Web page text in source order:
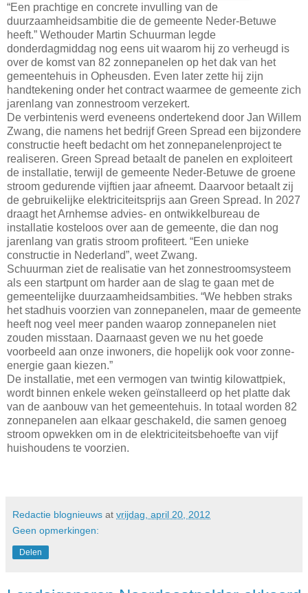
“Een prachtige en concrete invulling van de
duurzaamheidsambitie die de gemeente Neder-Betuwe
heeft.” Wethouder Martin Schuurman legde
donderdagmiddag nog eens uit waarom hij zo verheugd is
over de komst van 82 zonnepanelen op het dak van het
gemeentehuis in Opheusden. Even later zette hij zijn
handtekening onder het contract waarmee de gemeente zich
jarenlang van zonnestroom verzekert.
De verbintenis werd eveneens ondertekend door Jan Willem
Zwang, die namens het bedrijf Green Spread een bijzondere
constructie heeft bedacht om het zonnepanelenproject te
realiseren. Green Spread betaalt de panelen en exploiteert
de installatie, terwijl de gemeente Neder-Betuwe de groene
stroom gedurende vijftien jaar afneemt. Daarvoor betaalt zij
de gebruikelijke elektriciteitsprijs aan Green Spread. In 2027
draagt het Arnhemse advies- en ontwikkelbureau de
installatie kosteloos over aan de gemeente, die dan nog
jarenlang van gratis stroom profiteert. “Een unieke
constructie in Nederland”, weet Zwang.
Schuurman ziet de realisatie van het zonnestroomsysteem
als een startpunt om harder aan de slag te gaan met de
gemeentelijke duurzaamheidsambities. “We hebben straks
het stadhuis voorzien van zonnepanelen, maar de gemeente
heeft nog veel meer panden waarop zonnepanelen niet
zouden misstaan. Daarnaast geven we nu het goede
voorbeeld aan onze inwoners, die hopelijk ook voor zonne-
energie gaan kiezen.”
De installatie, met een vermogen van twintig kilowattpiek,
wordt binnen enkele weken geïnstalleerd op het platte dak
van de aanbouw van het gemeentehuis. In totaal worden 82
zonnepanelen aan elkaar geschakeld, die samen genoeg
stroom opwekken om in de elektriciteitsbehoefte van vijf
huishoudens te voorzien.
Redactie blognieuws at vrijdag, april 20, 2012
Geen opmerkingen:
Delen